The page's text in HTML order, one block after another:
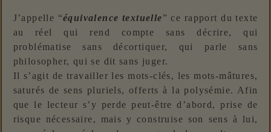
J’appelle “équivalence textuelle” ce rapport du texte
au réel qui rend compte sans décrire, qui
problématise sans décortiquer, qui parle sans
philosopher, qui se dit sans juger.
Il s’agit de travailler les mots-clés, les mots-mâtures,
saturés de sens pluriels, offerts à la polysémie. Afin
que le lecteur s’y perde peut-être d’abord, prise de
risque nécessaire, mais y construise son sens à lui,